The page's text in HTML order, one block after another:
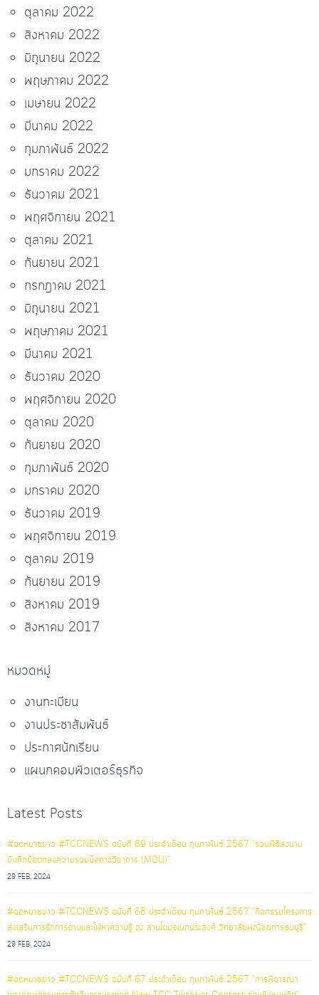
ตุลาคม 2022
สิงหาคม 2022
มิถุนายน 2022
พฤษภาคม 2022
เมษายน 2022
มีนาคม 2022
กุมภาพันธ์ 2022
มกราคม 2022
ธันวาคม 2021
พฤศจิกายน 2021
ตุลาคม 2021
กันยายน 2021
กรกฎาคม 2021
มิถุนายน 2021
พฤษภาคม 2021
มีนาคม 2021
ธันวาคม 2020
พฤศจิกายน 2020
ตุลาคม 2020
กันยายน 2020
กุมภาพันธ์ 2020
มกราคม 2020
ธันวาคม 2019
พฤศจิกายน 2019
ตุลาคม 2019
กันยายน 2019
สิงหาคม 2019
สิงหาคม 2017
หมวดหมู่
งานทะเบียน
งานประชาสัมพันธ์
ประกาศนักเรียน
แผนกคอมพิวเตอร์ธุรกิจ
Latest Posts
#จดหมายข่าว #TCCNEWS ฉบับที่ 69 ประจำเดือน กุมภาพันธ์ 2567 "ร่วมพิธีลงนาม
บันทึกข้อตกลงความร่วมมือทางวิชาการ (MOU)"
29 FEB, 2024
#จดหมายข่าว #TCCNEWS ฉบับที่ 68 ประจำเดือน กุมภาพันธ์ 2567 "กิจกรรมโครงการ
ส่งเสริมการรักการอ่านและใฝ่หาความรู้ ณ ลานโดมอเนกประสงค์ วิทยาลัยพณิชยการธนบุรี"
29 FEB, 2024
#จดหมายข่าว #TCCNEWS ฉบับที่ 67 ประจำเดือน กุมภาพันธ์ 2567 "การพิจารณา